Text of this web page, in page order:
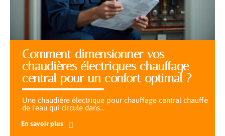
Comment dimensionner vos
chaudières électriques chauffage
central pour un confort optimal ?
Une chaudière électrique pour chauffage central chauffe
de l'eau qui circule dans…
En savoir plus